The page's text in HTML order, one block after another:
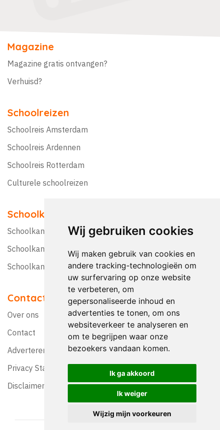
Wij gebruiken cookies
Wij maken gebruik van cookies en
andere tracking-technologieën om
uw surfervaring op onze website
te verbeteren, om
gepersonaliseerde inhoud en
advertenties te tonen, om ons
websiteverkeer te analyseren en
om te begrijpen waar onze
bezoekers vandaan komen.
Ik ga akkoord
Ik weiger
Wijzig mijn voorkeuren
Magazine
Magazine gratis ontvangen?
Verhuisd?
Schoolreizen
Schoolreis Amsterdam
Schoolreis Ardennen
Schoolreis Rotterdam
Culturele schoolreizen
Schoolkampen
Schoolkamp Nederland
Schoolkamp België
Schoolkamptips
Contact
Over ons
Contact
Adverteren?
Privacy Statement
Disclaimer